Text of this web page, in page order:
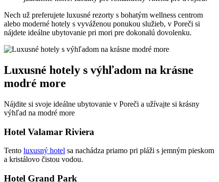
Nech už preferujete luxusné‍ rezorty s ⁣bohatým wellness‍ centrom
alebo ‌moderné hotely s vyváženou⁢ ponukou služieb, v Poreči ​si⁢
nájdete ideálne ubytovanie ​pri mori ‌pre dokonalú dovolenku.
Luxusné hotely ​s výhľadom na krásne
modré more
Nájdite si⁢ svoje ideálne ⁣ubytovanie⁣ v​ Poreči a ⁢užívajte si krásny
výhľad na​ modré more
Hotel ⁤Valamar Riviera
Tento luxusný hotel sa nachádza⁤ priamo​ pri pláži s ‍jemným pieskom
a kristálovo čistou ⁤vodou.
Hotel Grand⁣ Park